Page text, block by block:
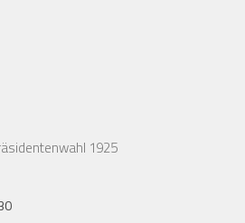
1925